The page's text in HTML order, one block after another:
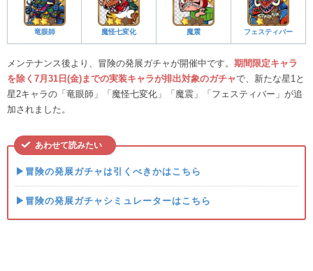
竜眼師 魔怪七変化 魔震 フェスティバー
メンテナンス後より、冒険の発展ガチャが開催中です。 期間限定キャラ
を除く7 月31日(金)までの実装キャラが排出対象のガチャで、新たな星1と
星2キャラの「竜眼師」「魔怪七変化」「魔震」「フェスティバー」が追
加されました。
あわせて読みたい
▶冒険の発展ガチャは引くべきかはこちら
▶冒険の発展ガチャシミュレーターはこちら